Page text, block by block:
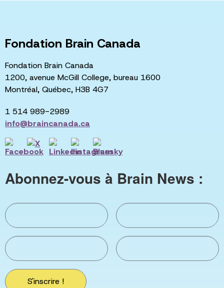
Fondation Brain Canada
Fondation Brain Canada
1200, avenue McGill College, bureau 1600
Montréal, Québec, H3B 4G7
1 514 989-2989
info@braincanada.ca
Abonnez-vous à Brain News :
S'inscrire !